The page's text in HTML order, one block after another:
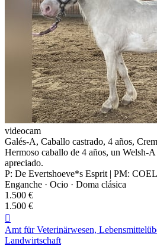
videocam
Galés-A, Caballo castrado, 4 años,
Hermoso caballo de 4 años, un Welsh-
apreciado.
P: De Evertshoeve*s Esprit | PM:
Enganche · Ocio · Doma clásica
1.500 €
1.500 €

Amt für Veterinärwesen,
Landwirtschaft